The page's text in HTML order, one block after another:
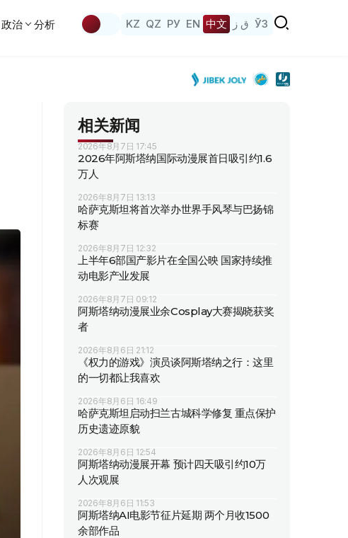
政治 分析 KZ QZ РУ EN 中文 ق ز ЎЗ
相关新闻
2026年8月7日 17:45
2026年阿斯塔纳国际动漫展首日吸引约1.6
万人
2026年8月7日 13:13
哈萨克斯坦将首次举办世界手风琴与巴扬锦
标赛
2026年8月7日 12:32
上半年6部国产影片在全国公映 国家持续推
动电影产业发展
2026年8月7日 09:12
阿斯塔纳动漫展业余Cosplay大赛揭晓获奖
者
2026年8月6日 21:12
《权力的游戏》演员谈阿斯塔纳之行：这里
的一切都让我喜欢
2026年8月6日 16:49
哈萨克斯坦启动扫兰古城科学修复 重点保护
历史遗迹原貌
2026年8月6日 12:54
阿斯塔纳动漫展开幕 预计四天吸引约10万
人次观展
2026年8月6日 11:53
阿斯塔纳AI电影节征片延期 两个月收1500
余部作品